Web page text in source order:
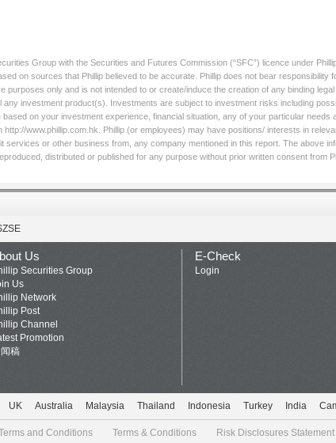
Group with the Securities and Futures Commission (“SFC”) licence under
on sources that Phillip believed to be accurate. Phillip does not bear responsibility
only and is not intended to or create/induce the creation of any binding
investment product(s). Investments are subject to investment risks including
on your investment experience, financial situation, any of your particular needs
www.phillip.com.hk. Phillip (or employees) may have positions/ interests in
or other business from, any company mentioned in this report. The above
distributed or published for any purpose without prior written consent from
Us
Securities Group
Us
Network
Post
Channel
Promotion
稿
E-Check
Login
UK Australia Malaysia Thailand Indonesia Turkey India
and Conditions Terms & Conditions Risk Disclosures Statement